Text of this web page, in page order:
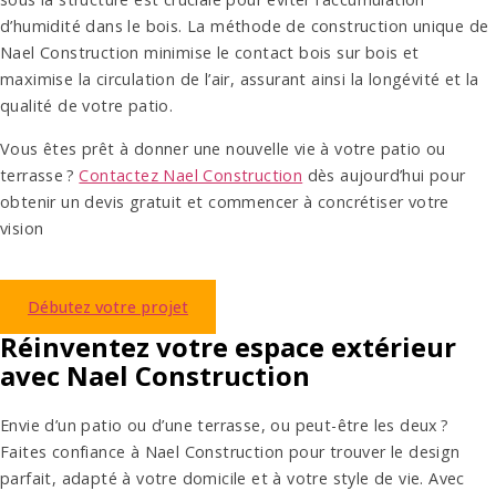
d’humidité dans le bois. La méthode de construction unique de
Nael Construction minimise le contact bois sur bois et
maximise la circulation de l’air, assurant ainsi la longévité et la
qualité de votre patio.
Vous êtes prêt à donner une nouvelle vie à votre patio ou
terrasse ?Contactez Nael Construction dès aujourd’hui pour
obtenir un devis gratuit et commencer à concrétiser votre
vision
Débutez votre projet
Réinventez votre espace extérieur
avec Nael Construction
Envie d’un patio ou d’une terrasse, ou peut-être les deux ?
Faites confiance à Nael Construction pour trouver le design
parfait, adapté à votre domicile et à votre style de vie. Avec